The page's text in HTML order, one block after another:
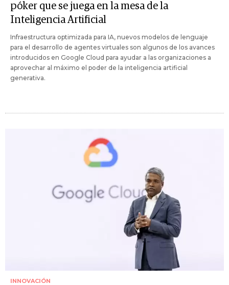
póker que se juega en la mesa de la
Inteligencia Artificial
Infraestructura optimizada para IA, nuevos modelos de lenguaje
para el desarrollo de agentes virtuales son algunos de los avances
introducidos en Google Cloud para ayudar a las organizaciones a
aprovechar al máximo el poder de la inteligencia artificial
generativa.
INNOVACIÓN